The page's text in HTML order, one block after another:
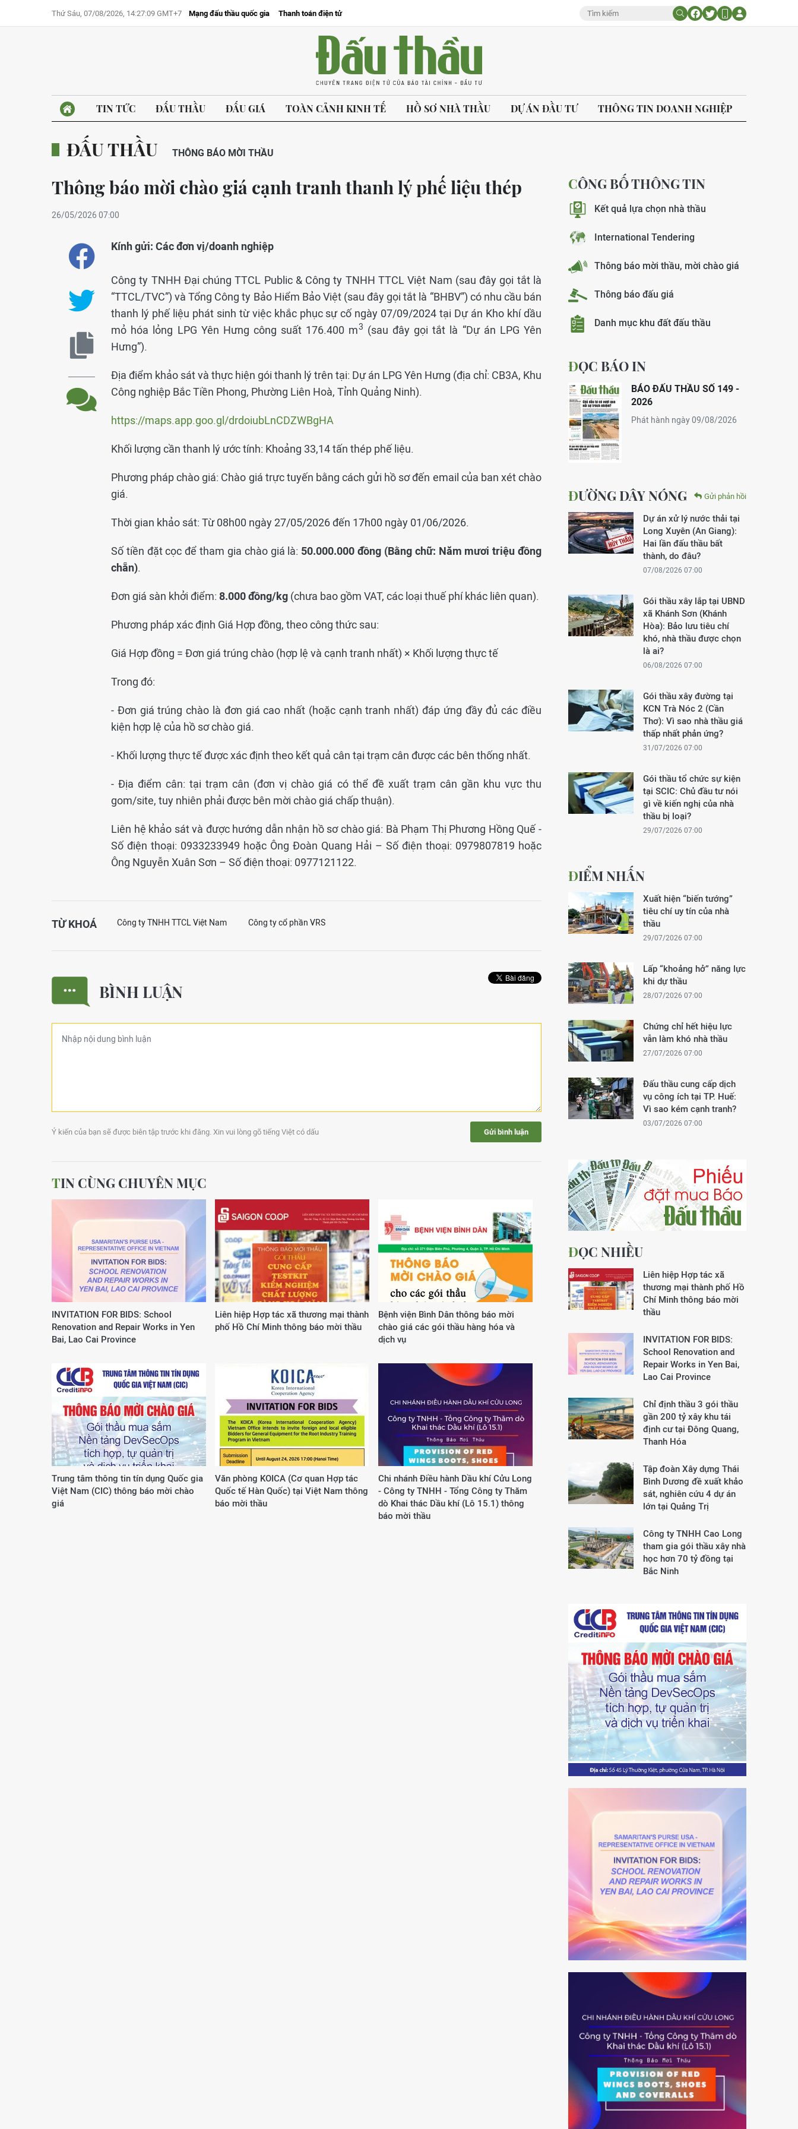
Thứ Sáu, 07/08/2026, 14:27:09 GMT+7 Mạng đấu thầu quốc gia Thanh toán điện tử
TIN TỨC ĐẤU THẦU ĐẤU GIÁ TOÀN CẢNH KINH TẾ HỒ SƠ NHÀ THẦU DỰ ÁN ĐẦU TƯ THÔNG TIN DOANH NGHIỆP
ĐẤU THẦU THÔNG BÁO MỜI THẦU
Thông báo mời chào giá cạnh tranh thanh lý phế liệu thép
26/05/2026 07:00
Kính gửi: Các đơn vị/doanh nghiệp
Công ty TNHH Đại chúng TTCL Public & Công ty TNHH TTCL Việt Nam (sau đây gọi tắt là
“TTCL/TVC”) và Tổng Công ty Bảo Hiểm Bảo Việt (sau đây gọi tắt là “BHBV”) có nhu cầu bán
thanh lý phế liệu phát sinh từ việc khắc phục sự cố ngày 07/09/2024 tại Dự án Kho khí dầu
mỏ hóa lỏng LPG Yên Hưng công suất 176.400 m3 (sau đây gọi tắt là “Dự án LPG Yên
Hưng”).
Địa điểm khảo sát và thực hiện gói thanh lý trên tại: Dự án LPG Yên Hưng (địa chỉ: CB3A, Khu
Công nghiệp Bắc Tiền Phong, Phường Liên Hoà, Tỉnh Quảng Ninh).
https://maps.app.goo.gl/drdoiubLnCDZWBgHA
Khối lượng cần thanh lý ước tính: Khoảng 33,14 tấn thép phế liệu.
Phương pháp chào giá: Chào giá trực tuyến bằng cách gửi hồ sơ đến email của ban xét chào
giá.
Thời gian khảo sát: Từ 08h00 ngày 27/05/2026 đến 17h00 ngày 01/06/2026.
Số tiền đặt cọc để tham gia chào giá là: 50.000.000 đồng (Bằng chữ: Năm mươi triệu đồng
chẵn).
Đơn giá sàn khởi điểm: 8.000đồng/kg (chưa bao gồm VAT, các loại thuế phí khác liên quan).
Phương pháp xác định Giá Hợp đồng, theo công thức sau:
Giá Hợp đồng = Đơn giá trúng chào (hợp lệ và cạnh tranh nhất) × Khối lượng thực tế
Trong đó:
- Đơn giá trúng chào là đơn giá cao nhất (hoặc cạnh tranh nhất) đáp ứng đầy đủ các điều
kiện hợp lệ của hồ sơ chào giá.
- Khối lượng thực tế được xác định theo kết quả cân tại trạm cân được các bên thống nhất.
- Địa điểm cân: tại trạm cân (đơn vị chào giá có thể đề xuất trạm cân gần khu vực thu
gom/site, tuy nhiên phải được bên mời chào giá chấp thuận).
Liên hệ khảo sát và được hướng dẫn nhận hồ sơ chào giá: Bà Phạm Thị Phương Hồng Quế -
Số điện thoại: 0933233949 hoặc Ông Đoàn Quang Hải – Số điện thoại: 0979807819 hoặc
Ông Nguyễn Xuân Sơn – Số điện thoại: 0977121122.
TỪ KHOÁ Công ty TNHH TTCL Việt Nam Công ty cổ phần VRS
BÌNH LUẬN
Ý kiến của bạn sẽ được biên tập trước khi đăng. Xin vui lòng gõ tiếng Việt có dấu Gửi bình luận
TIN CÙNG CHUYÊN MỤC
INVITATION FOR BIDS: School
Renovation and Repair Works in Yen
Bai, Lao Cai Province
Liên hiệp Hợp tác xã thương mại thành
phố Hồ Chí Minh thông báo mời thầu
Bệnh viện Bình Dân thông báo mời
chào giá các gói thầu hàng hóa và
dịch vụ
Trung tâm thông tin tín dụng Quốc gia
Việt Nam (CIC) thông báo mời chào
giá
Văn phòng KOICA (Cơ quan Hợp tác
Quốc tế Hàn Quốc) tại Việt Nam thông
báo mời thầu
Chi nhánh Điều hành Dầu khí Cửu Long
- Công ty TNHH - Tổng Công ty Thăm
dò Khai thác Dầu khí (Lô 15.1) thông
báo mời thầu
CÔNG BỐ THÔNG TIN
Kết quả lựa chọn nhà thầu
International Tendering
Thông báo mời thầu, mời chào giá
Thông báo đấu giá
Danh mục khu đất đấu thầu
ĐỌC BÁO IN
BÁO ĐẤU THẦU SỐ 149 -
2026
Phát hành ngày 09/08/2026
ĐƯỜNG DÂY NÓNG Gửi phản hồi
Dự án xử lý nước thải tại
Long Xuyên (An Giang):
Hai lần đấu thầu bất
thành, do đâu?
07/08/2026 07:00
Gói thầu xây lắp tại UBND
xã Khánh Sơn (Khánh
Hòa): Bảo lưu tiêu chí
khó, nhà thầu được chọn
là ai?
06/08/2026 07:00
Gói thầu xây đường tại
KCN Trà Nóc 2 (Cần
Thơ): Vì sao nhà thầu giá
thấp nhất phản ứng?
31/07/2026 07:00
Gói thầu tổ chức sự kiện
tại SCIC: Chủ đầu tư nói
gì về kiến nghị của nhà
thầu bị loại?
29/07/2026 07:00
ĐIỂM NHẤN
Xuất hiện “biến tướng”
tiêu chí uy tín của nhà
thầu
29/07/2026 07:00
Lấp “khoảng hở” năng lực
khi dự thầu
28/07/2026 07:00
Chứng chỉ hết hiệu lực
vẫn làm khó nhà thầu
27/07/2026 07:00
Đấu thầu cung cấp dịch
vụ công ích tại TP. Huế:
Vì sao kém cạnh tranh?
03/07/2026 07:00
ĐỌC NHIỀU
Liên hiệp Hợp tác xã
thương mại thành phố Hồ
Chí Minh thông báo mời
thầu
INVITATION FOR BIDS:
School Renovation and
Repair Works in Yen Bai,
Lao Cai Province
Chỉ định thầu 3 gói thầu
gần 200 tỷ xây khu tái
định cư tại Đông Quang,
Thanh Hóa
Tập đoàn Xây dựng Thái
Bình Dương đề xuất khảo
sát, nghiên cứu 4 dự án
lớn tại Quảng Trị
Công ty TNHH Cao Long
tham gia gói thầu xây nhà
học hơn 70 tỷ đồng tại
Bắc Ninh